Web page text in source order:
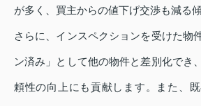
が多く、買主からの値下げ交渉も減る
さらに、インスペクションを受けた物
ン済み」として他の物件と差別化でき
頼性の向上にも貢献します。また、